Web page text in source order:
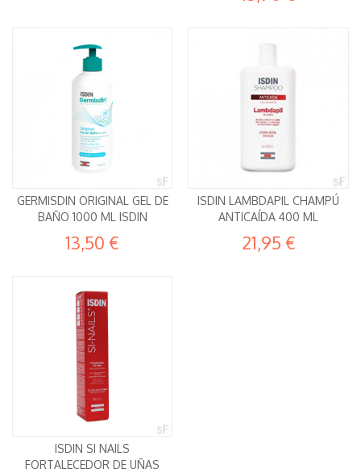
GERMISDIN ORIGINAL GEL DE
BAÑO 1000 ML ISDIN
13,50 €
ISDIN LAMBDAPIL CHAMPÚ
ANTICAÍDA 400 ML
21,95 €
ISDIN SI NAILS
FORTALECEDOR DE UÑAS